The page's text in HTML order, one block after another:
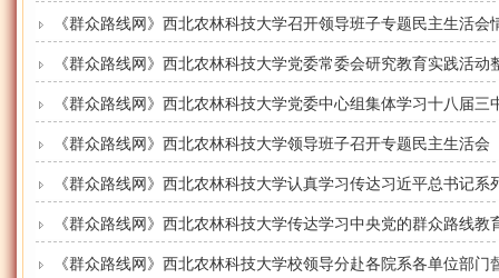
《群众路线网》西北农林科技大学召开领导班子专题民主生活会
《群众路线网》西北农林科技大学党委常委会研究教育实践活动
《群众路线网》西北农林科技大学党委中心组集体学习十八届三
《群众路线网》西北农林科技大学领导班子召开专题民主生活会
《群众路线网》西北农林科技大学认真学习传达习近平总书记系
《群众路线网》西北农林科技大学传达学习中央党的群众路线
《群众路线网》西北农林科技大学校领导分赴各院系各单位部门